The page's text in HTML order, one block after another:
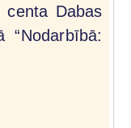
centa Dabas